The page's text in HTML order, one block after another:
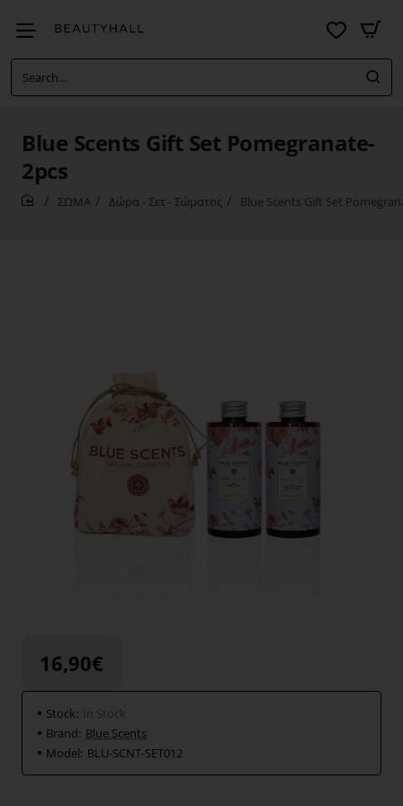
Search...
Blue Scents Gift Set Pomegranate-
2pcs
ΣΩΜΑ Δώρα - Σετ - Σώματος Blue Scents Gift Set
16,90€
Stock: In Stock
Brand: Blue Scents
Model: BLU-SCNT-SET012